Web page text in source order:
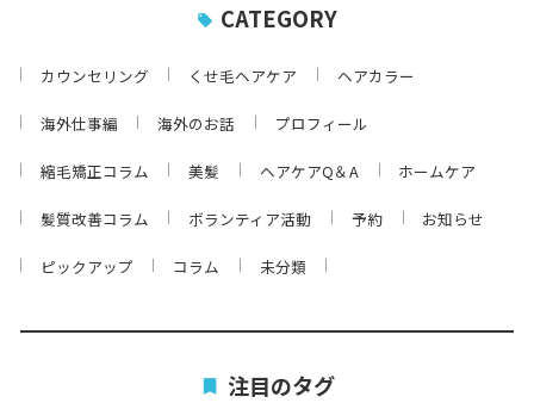
CATEGORY
カウンセリング くせ毛ヘアケア ヘアカラー
海外仕事編 海外のお話 プロフィール
縮毛矯正コラム 美髪 ヘアケアQ＆A ホームケア
髪質改善コラム ボランティア活動 予約 お知らせ
ピックアップ コラム 未分類
注目のタグ